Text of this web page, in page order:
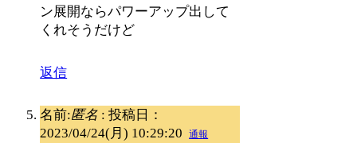
ン展開ならパワーアップ出して
くれそうだけど
返信
名前:匿名 : 投稿日：
2023/04/24(月) 10:29:20
通報